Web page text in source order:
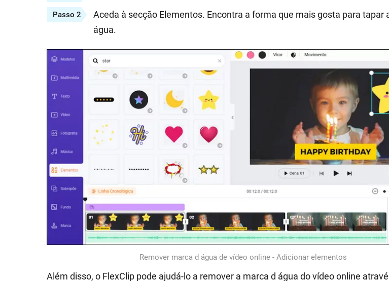
Passo 2
Aceda à secção Elementos. Encontra a forma que mais gosta para tapar
água.
Remover marca d água de vídeo online - Adicionar elementos
Além disso, o FlexClip pode ajudá-lo a remover a marca d água do vídeo online